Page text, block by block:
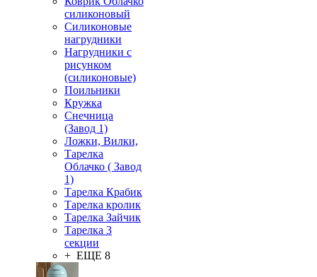
силиконовый
Силиконовые
нагрудники
Нагрудники с
рисунком
(силиконовые)
Поильники
Кружка
Снечница
(Завод 1)
Ложки, Вилки,
Тарелка
Облачко ( Завод
1)
Тарелка Крабик
Тарелка кролик
Тарелка Зайчик
Тарелка 3
секции
+ ЕЩЕ 8